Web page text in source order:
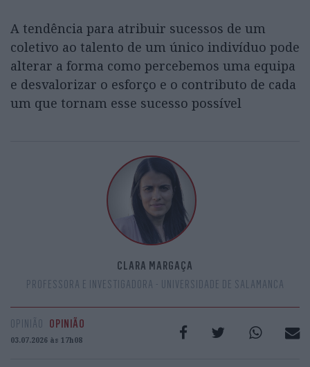
A tendência para atribuir sucessos de um
coletivo ao talento de um único indivíduo pode
alterar a forma como percebemos uma equipa
e desvalorizar o esforço e o contributo de cada
um que tornam esse sucesso possível
CLARA MARGAÇA
PROFESSORA E INVESTIGADORA - UNIVERSIDADE DE SALAMANCA
OPINIÃO OPINIÃO
03.07.2026 às 17h08